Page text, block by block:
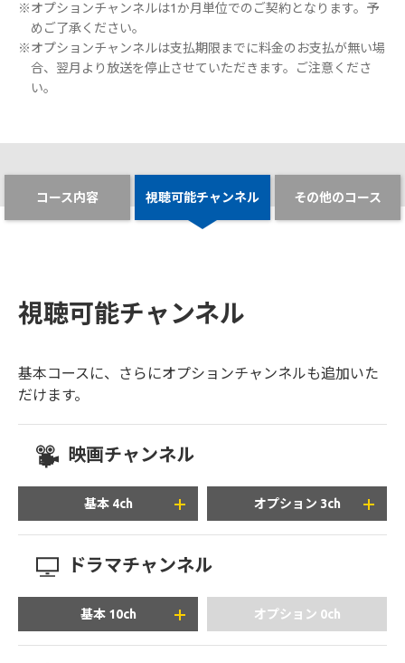
※オプションチャンネルは1か月単位でのご契約となります。予
めご了承ください。
※オプションチャンネルは支払期限までに料金のお支払が無い場
合、翌月より放送を停止させていただきます。ご注意くださ
い。
コース内容 視聴可能チャンネル その他のコース
視聴可能チャンネル
基本コースに、さらにオプションチャンネルも追加いた
だけます。
映画チャンネル
基本 4ch オプション 3ch
+1,980円/月(税込)
ドラマチャンネル
基本 10ch オプション 0ch